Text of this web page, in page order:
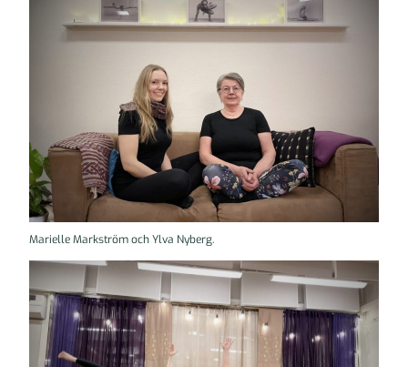
Marielle Markström och Ylva Nyberg.